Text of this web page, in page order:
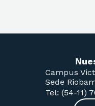
Campus
Sede
Tel: (54-11)